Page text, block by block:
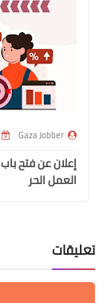
Gaza Jobber
إعلان عن فتح
العمل الحر
تعليقات